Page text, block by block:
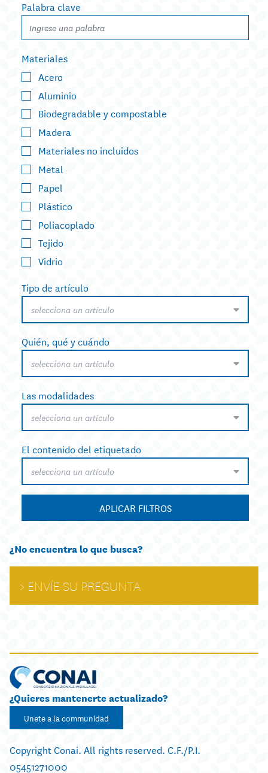
Palabra clave
Materiales
Acero
Aluminio
Biodegradable y compostable
Madera
Materiales no incluidos
Metal
Papel
Plástico
Poliacoplado
Tejido
Vidrio
Tipo de artículo
selecciona un artículo
Quién, qué y cuándo
selecciona un artículo
Las modalidades
selecciona un artículo
El contenido del etiquetado
selecciona un artículo
APLICAR FILTROS
¿No encuentra lo que busca?
ENVÍE SU PREGUNTA
¿Quieres mantenerte actualizado?
Unete a la communidad
Copyright Conai. All rights reserved. C.F./P.I.
05451271000